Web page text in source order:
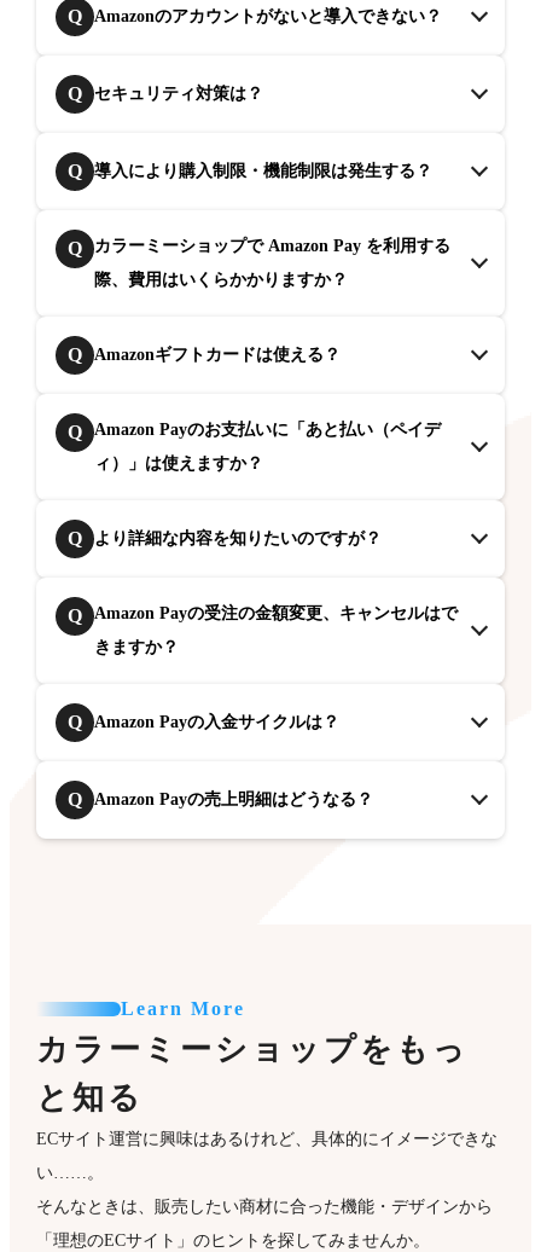
Q Amazonのアカウントがないと導入できない？
Q セキュリティ対策は？
Q 導入により購入制限・機能制限は発生する？
Q
カラーミーショップで Amazon Pay を利用する
際、費用はいくらかかりますか？
Q Amazonギフトカードは使える？
Q
Amazon Payのお支払いに「あと払い（ペイデ
ィ）」は使えますか？
Q より詳細な内容を知りたいのですが？
Q
Amazon Payの受注の金額変更、キャンセルはで
きますか？
Q Amazon Payの入金サイクルは？
Q Amazon Payの売上明細はどうなる？
Learn More
カラーミーショップをもっ
と知る
ECサイト運営に興味はあるけれど、具体的にイメージできな
い……。
そんなときは、販売したい商材に合った機能・デザインから
「理想のECサイト」のヒントを探してみませんか。